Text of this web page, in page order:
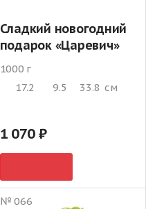
Сладкий новогодний
подарок «Царевич»
1000 г
17.2
9.5 33.8 см
1 070
№ 066